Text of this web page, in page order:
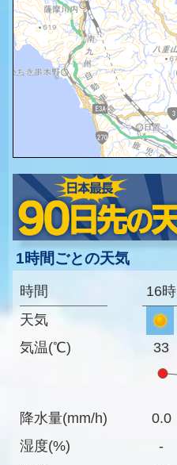
1時間ごとの天気
時間
天気
気温(℃)
降水量(mm/h)
湿度(%)
16時
33
0.0
-